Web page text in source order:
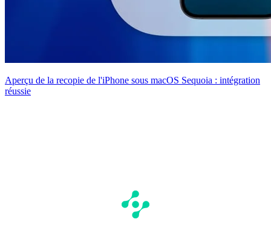
Aperçu de la recopie de l'iPhone sous macOS Sequoia : intégration
réussie